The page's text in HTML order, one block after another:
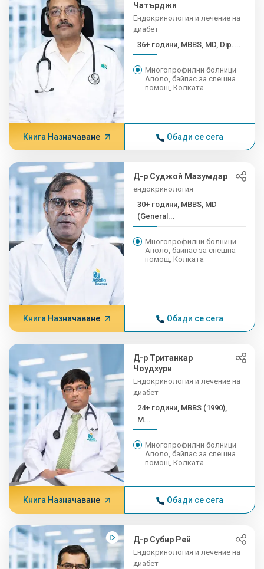
Чатърджи
Ендокринология и лечение на
диабет
36+ години, MBBS, MD, Dip....
Многопрофилни болници
Аполо, байпас за спешна
помощ, Колката
Книга Назначаване Обади се сега
Д-р Суджой Мазумдар
ендокринология
30+ години, MBBS, MD
(General...
Многопрофилни болници
Аполо, байпас за спешна
помощ, Колката
Книга Назначаване Обади се сега
Д-р Тританкар
Чоудхури
Ендокринология и лечение на
диабет
24+ години, MBBS (1990),
M...
Многопрофилни болници
Аполо, байпас за спешна
помощ, Колката
Книга Назначаване Обади се сега
Д-р Субир Рей
Ендокринология и лечение на
диабет